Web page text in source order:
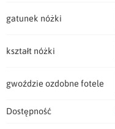
gatunek nóżki
kształt nóżki
gwoździe ozdobne fotele
Dostępność